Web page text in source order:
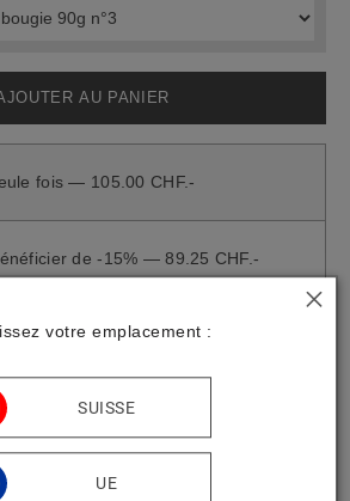
AU PANIER
fois — 105.00 CHF.-
de -15% — 89.25 CHF.-
votre emplacement :
UE
SUISSE